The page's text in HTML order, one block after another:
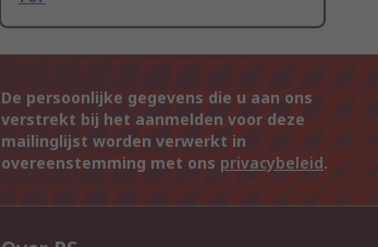
De persoonlijke gegevens die u aan ons
verstrekt bij het aanmelden voor deze
mailinglijst worden verwerkt in
overeenstemming met ons privacybeleid.